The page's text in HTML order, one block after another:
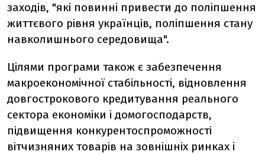
заходів, "які повинні привести до поліпшення
життєвого рівня українців, поліпшення стану
навколишнього середовища".
Цілями програми також є забезпечення
макроекономічної стабільності, відновлення
довгострокового кредитування реального
сектора економіки і домогосподарств,
підвищення конкурентоспроможності
вітчизняних товарів на зовнішніх ринках і